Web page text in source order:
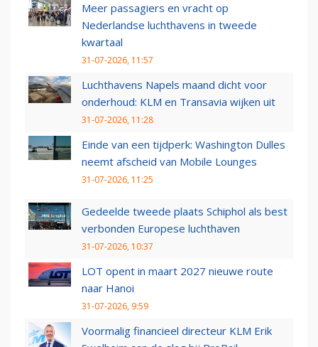
Meer passagiers en vracht op
Nederlandse luchthavens in tweede
kwartaal
31-07-2026, 11:57
Luchthavens Napels maand dicht voor
onderhoud: KLM en Transavia wijken uit
31-07-2026, 11:28
Einde van een tijdperk: Washington Dulles
neemt afscheid van Mobile Lounges
31-07-2026, 11:25
Gedeelde tweede plaats Schiphol als best
verbonden Europese luchthaven
31-07-2026, 10:37
LOT opent in maart 2027 nieuwe route
naar Hanoi
31-07-2026, 9:59
Voormalig financieel directeur KLM Erik